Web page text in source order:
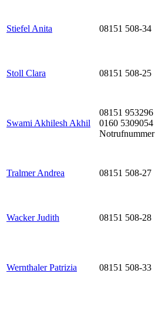
Stiefel Anita 08151 508-34
Stoll Clara 08151 508-25
Swami Akhilesh Akhil
08151 953296
0160 5309054
Notrufnummer
Tralmer Andrea 08151 508-27
Wacker Judith 08151 508-28
Wernthaler Patrizia 08151 508-33